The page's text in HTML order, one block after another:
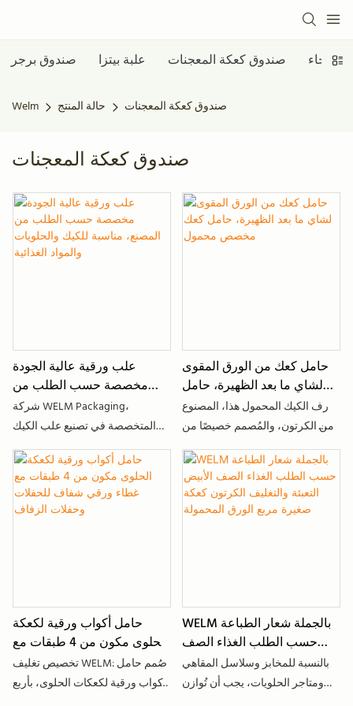
صندوق برجر علبة بيتزا صندوق كعكة المعجنات
Welm حالة المنتج صندوق كعكة المعجنات
صندوق كعكة المعجنات
علب ورقية عالية الجودة
مخصصة حسب الطلب من
المصنع، مناسبة للكيك
والحلويات والمواد الغذائية
شركة WELM Packaging،
المتخصصة في تصنيع علب الكيك
الآمنة غذائيًا: هل تبحث عن علبة كيك
أو عبوة حلويات مثالية لمخبزك أو
مقهاك أو مناسبتك الخاصة؟ تقدم
WELM Packaging علب كيك
كيك أعياد الميلاد والكب كيك إلى
الشوكولاتة، وهي مصنوعة من ورق
فاخر آمن غذائيًا، وصديقة للبيئة
تمامًا، ويمكن تخصيصها بشعارك أو
تصميم علامتك التجارية.
حامل كعك من الورق المقوى
لشاي ما بعد الظهيرة، حامل
كعك مخصص محمول
رف الكيك المحمول هذا، المصنوع
من الكرتون، والمُصمم خصيصًا من
WELM، مُصمم خصيصًا للمخابز
والمقاهي ومحلات الشاي ومنظمي
الفعاليات وخدمات تقديم الطعام. إنه
الرفيق الأمثل لشاي ما بعد الظهيرة،
كيك، أو الماكرون، أو المعجنات
الصغيرة، كما يُمكنها تعزيز خدمة
تقديم الحلويات في حفلات ما بعد
الظهيرة في المقاهي والحفلات
وفعاليات الشركات أو طلبات الطعام
حامل أكواب ورقية لكعكة
الحلوى مكون من 4 طبقات مع
غطاء ورقي شفاف للحفلات
وحفلات الزفاف
تخصيص تغليف WELM: صُمم حامل
أكواب ورقية لكعكات الحلوى، بأربع
WELM بالجملة شعار الطباعة
حسب الطلب الغذاء الصف
الأبيض التعبئة والتغليف
الكرتون كعكة صغيرة مربع
بالنسبة للمخابز وسلاسل المقاهي
ومتاجر الحلويات، يجب أن تُوازن